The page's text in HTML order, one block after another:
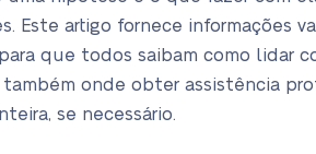
Este artigo fornece informações
que todos saibam como lidar
onde obter assistência
se necessário.